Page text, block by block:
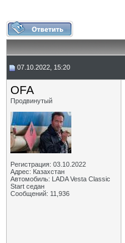
07.10.2022, 15:20
OFA
Продвинутый
Регистрация: 03.10.2022
Адрес: Казахстан
Автомобиль: LADA Vesta Classic
Start седан
Сообщений: 11,936